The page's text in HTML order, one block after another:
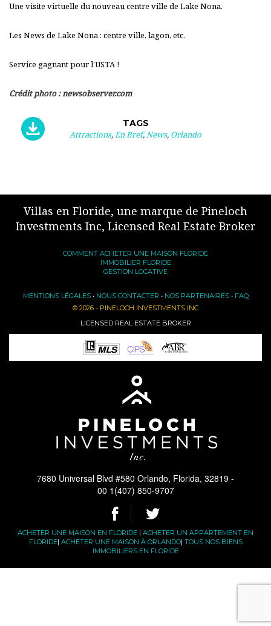
Une visite virtuelle du nouveau centre ville de Lake Nona.
Les News de Lake Nona : centre ville, lagon, etc.
Service gagnant pour l’USTA !
Crédit photo : newsobserver.com
TAGS
Attractions,En Bref,News, Orlando
Villas en Floride, une marque de Pineloch
Investments Inc, Licensed Real Estate Broker
COMMENT ACHETER UNE MAISON FLORIDE
IMMOBILIER FLORIDE
GESTION LOCATIVE
MENTIONS LÉGALES• NOUS CONTACTER • NOS PARTENAIRES• FAQ
© 2026 - PINELOCH INVESTMENTS INC
LICENSED REAL ESTATE BROKER
7680 Universal Blvd #580 Orlando, Florida, 32819 -
00 1(407) 850-9707
ACHETER UNE MAISON EN FLORIDE | ACHETER UN APPARTEMENT EN
FLORIDE| ACHETER UNE MAISON À ORLANDO| TOUS NOS BIENS
IMMOBILIERS EN FLORIDE